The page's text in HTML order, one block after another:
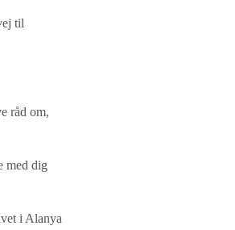
til
råd om,
med dig
i Alanya